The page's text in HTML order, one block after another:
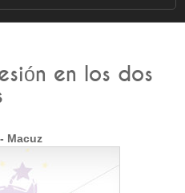
en los dos
Macuz